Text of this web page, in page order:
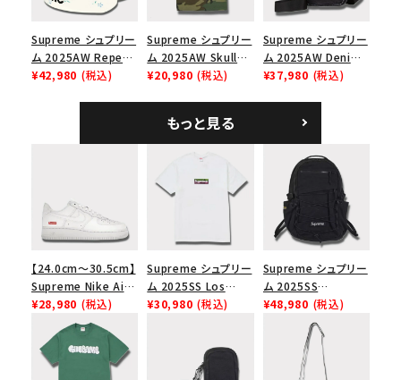
Supreme シュプリー
ム 2025AW Repeat
Leather Belt リピー
¥42,980 (税込)
Supreme シュプリー
ム 2025AW Skull
Tee スカル Tシャ
¥20,980 (税込)
Supreme シュプリー
ム 2025AW Denim
Shoulder Bag デニ
¥37,980 (税込)
もっと見る
【24.0cm～30.5cm】
Supreme Nike Air
Force 1 Low シュプ
リーム ナイキエアフォ
ース１スニーカー シ
ューズ ホワイト
¥28,980 (税込)
Supreme シュプリー
ム 2025SS Los
Angeles Fire Relief
スロゴTシャツ ホワ
¥30,980 (税込)
Supreme シュプリー
ム 2025SS
Backpack バックパッ
ク ブラック 黒
¥48,980 (税込)